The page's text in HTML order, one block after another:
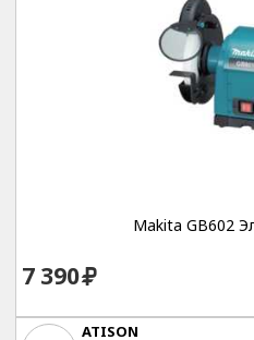
Makita GB602
7 390
ATISON